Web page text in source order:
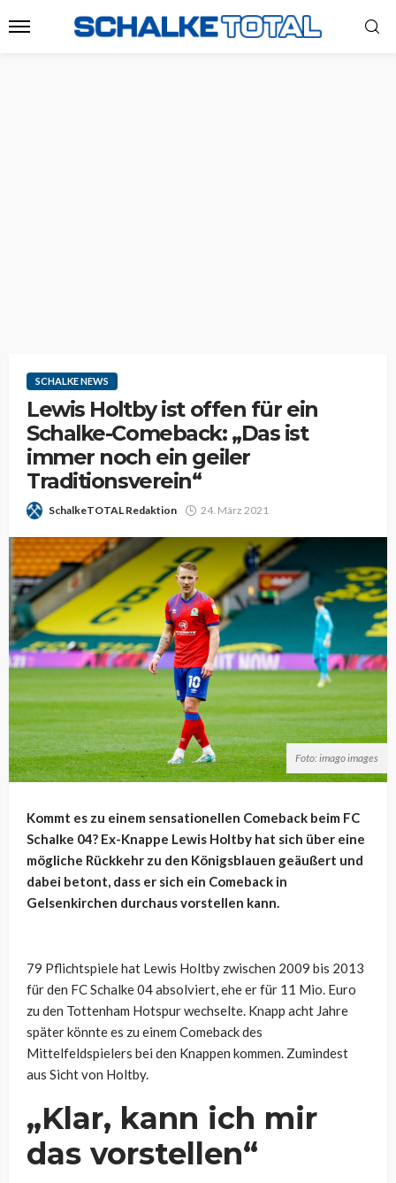
SCHALKE NEWS
Lewis Holtby ist offen für ein
Schalke-Comeback: „Das ist
immer noch ein geiler
Traditionsverein“
SchalkeTOTAL Redaktion 24. März 2021
Foto: imago images
Kommt es zu einem sensationellen Comeback beim FC
Schalke 04? Ex-Knappe Lewis Holtby hat sich über eine
mögliche Rückkehr zu den Königsblauen geäußert und
dabei betont, dass er sich ein Comeback in
Gelsenkirchen durchaus vorstellen kann.
79 Pflichtspiele hat Lewis Holtby zwischen 2009 bis 2013
für den FC Schalke 04 absolviert, ehe er für 11 Mio. Euro
zu den Tottenham Hotspur wechselte. Knapp acht Jahre
später könnte es zu einem Comeback des
Mittelfeldspielers bei den Knappen kommen. Zumindest
aus Sicht von Holtby.
„Klar, kann ich mir
das vorstellen“